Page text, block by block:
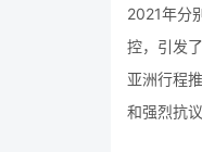
2021年分
控，引发
亚洲行程
和强烈抗